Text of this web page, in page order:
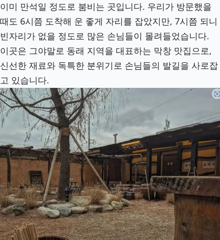
이미 만석일 정도로 붐비는 곳입니다. 우리가 방문했을
때도 6시쯤 도착해 운 좋게 자리를 잡았지만, 7시쯤 되니
빈자리가 없을 정도로 많은 손님들이 몰려들었습니다.
이곳은 그야말로 동래 지역을 대표하는 막창 맛집으로,
신선한 재료와 독특한 분위기로 손님들의 발길을 사로잡
고 있습니다.